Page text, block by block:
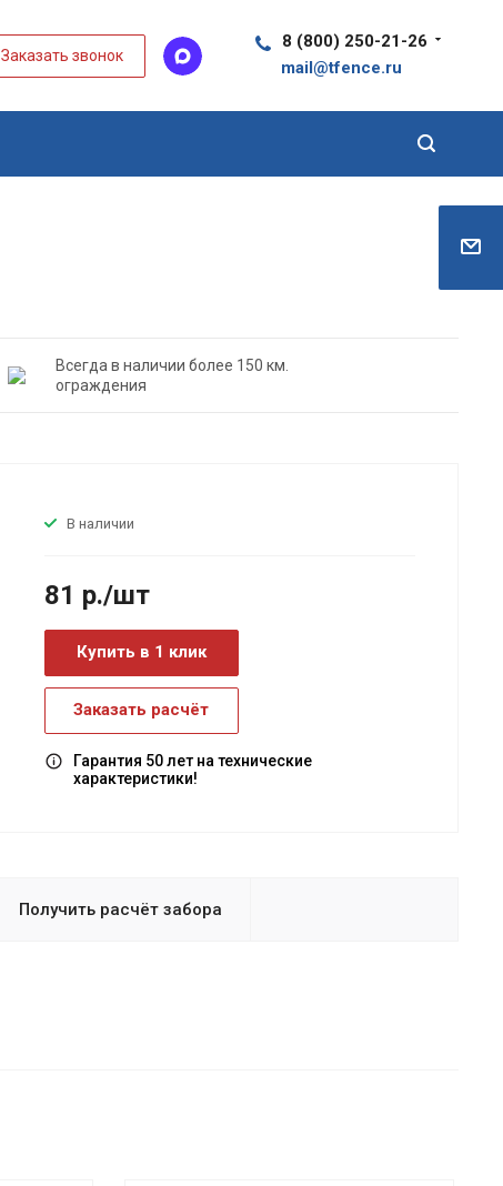
Заказать звонок
8 (800) 250-21-26
mail@tfence.ru
Всегда в наличии более 150 км.
ограждения
В наличии
81 р./шт
Купить в 1 клик
Заказать расчёт
Гарантия 50 лет на технические
характеристики!
Получить расчёт забора